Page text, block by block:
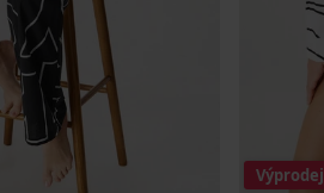
Výprodej